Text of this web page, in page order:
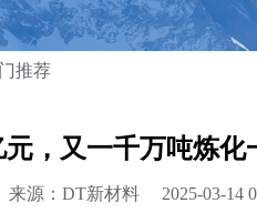
推荐
元，又一千万吨炼化
来源：DT新材料 2025-03-14